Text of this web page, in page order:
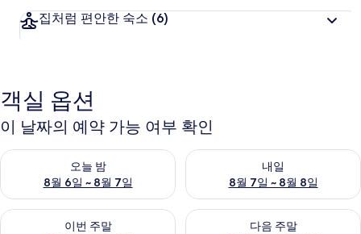
집처럼 편안한 숙소 (6)
객실 옵션
이 날짜의 예약 가능 여부 확인
오늘 밤
8월 6일 ~ 8월 7일
오늘 밤 예약 가능 여부 확인, 8월 6일 ~ 8월 7일
내일
8월 7일 ~ 8월 8일
내일 예약 가능 여부 확인, 8월
이번 주말
이번 주말 예약 가능 여부 확인, 8월 7일 ~ 8월 9일
다음 주말
다음 주말 예약 가능 여부 확인,